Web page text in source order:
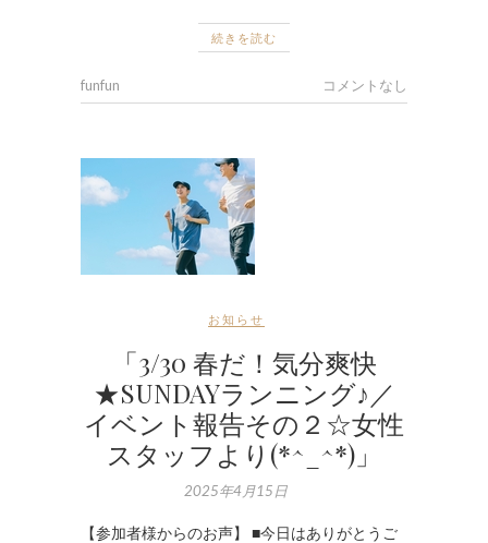
続きを読む
funfun コメントなし
お知らせ
「3/30 春だ！気分爽快
★SUNDAYランニング♪／
イベント報告その２☆女性
スタッフより(*^_^*)」
2025年4月15日
【参加者様からのお声】 ■今日はありがとうご